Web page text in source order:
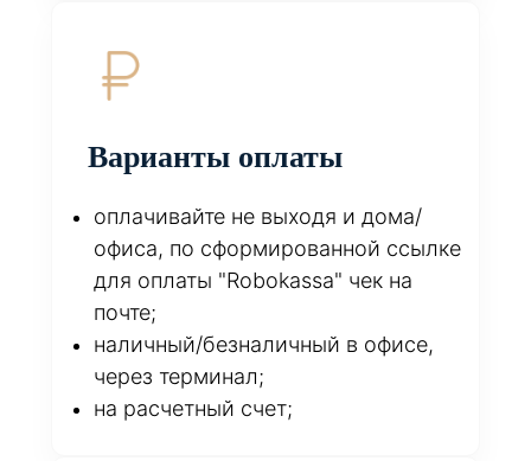
Варианты оплаты
оплачивайте не выходя и дома/
офиса, по сформированной ссылке
для оплаты "Robokassa" чек на
почте;
наличный/безналичный в офисе,
через терминал;
на расчетный счет;